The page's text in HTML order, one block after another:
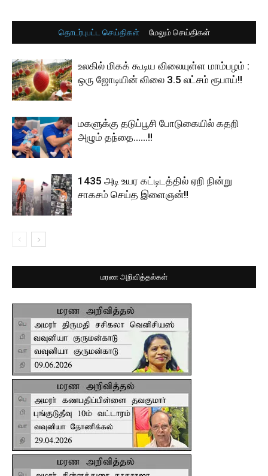
தொடர்புபட்ட செய்திகள் மேலும் செய்திகள்
உலகில் மிகக் கூடிய விலையுள்ள மாம்பழம் :
ஒரு ஜோடியின் விலை 3.5 லட்சம் ரூபாய்!!
மகளுக்கு தடுப்பூசி போடுகையில் கதறி
அழும் தந்தை……!!
1435 அடி உயர கட்டிடத்தில் ஏறி நின்று
சாகசம் செய்த இளைஞன்!!
மரண அறிவித்தல்கள்